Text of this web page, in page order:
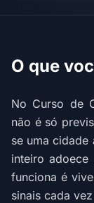
O que
No Curso de
não é só
se uma cidade
inteiro
funciona é
sinais cada